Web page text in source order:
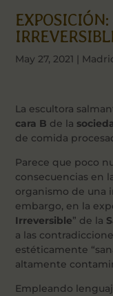
May 27, 2021 |
La escultora
cara B de la
de comida
Parece que poco
consecuencias en
organismo de una
embargo, en la
Irreversible” de la
a las
estéticamente
altamente
Empleando